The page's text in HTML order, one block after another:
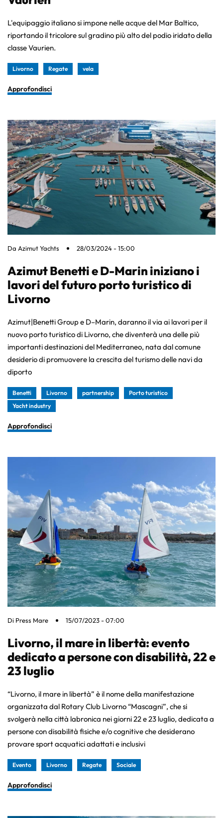
L'equipaggio italiano si impone nelle acque del Mar Baltico,
riportando il tricolore sul gradino più alto del podio iridato della
classe Vaurien.
Livorno Regate vela
Approfondisci
Da Azimut Yachts 28/03/2024 - 15:00
Azimut Benetti e D-Marin iniziano i
lavori del futuro porto turistico di
Livorno
Azimut|Benetti Group e D–Marin, daranno il via ai lavori per il
nuovo porto turistico di Livorno, che diventerà una delle più
importanti destinazioni del Mediterraneo, nata dal comune
desiderio di promuovere la crescita del turismo delle navi da
diporto
Benetti Livorno partnership
Porto turistico
Yacht industry
Approfondisci
Di Press Mare 15/07/2023 - 07:00
Livorno, il mare in libertà: evento
dedicato a persone con disabilità, 22 e
23 luglio
“Livorno, il mare in libertà” è il nome della manifestazione
organizzata dal Rotary Club Livorno “Mascagni”, che si
svolgerà nella città labronica nei giorni 22 e 23 luglio, dedicata a
persone con disabilità fisiche e/o cognitive che desiderano
provare sport acquatici adattati e inclusivi
Evento Livorno Regate Sociale
Approfondisci